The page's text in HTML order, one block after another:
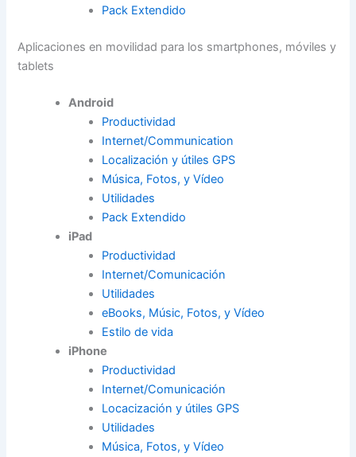
Pack Extendido
Aplicaciones en movilidad para los smartphones, móviles y
tablets
Android
Productividad
Internet/Communication
Localización y útiles GPS
Música, Fotos, y Vídeo
Utilidades
Pack Extendido
iPad
Productividad
Internet/Comunicación
Utilidades
eBooks, Músic, Fotos, y Vídeo
Estilo de vida
iPhone
Productividad
Internet/Comunicación
Locacización y útiles GPS
Utilidades
Música, Fotos, y Vídeo